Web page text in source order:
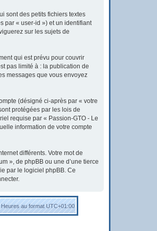
sont des petits fichiers textes
par « user-id ») et un identifiant
sur les sujets de
qui est prévu pour couvrir
pas limité à : la publication de
messages que vous envoyez
(désigné ci-après par « votre
protégées par les lois de
requise par « Passion-GTO - Le
information de votre compte
différents. Votre mot de
», de phpBB ou une d’une tierce
par le logiciel phpBB. Ce
Heures au formatUTC+01:00